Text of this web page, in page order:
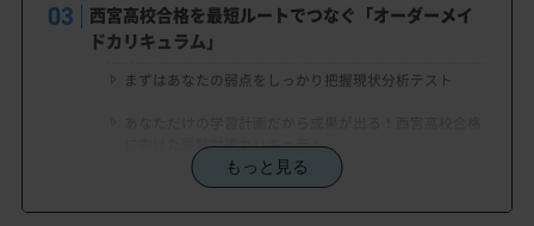
西宮高校合格を最短ルートでつなぐ「オーダーメイ
ドカリキュラム」
まずはあなたの弱点をしっかり把握現状分析テスト
に向けた受験対策カリキュラム
学習効果をしっかり確認定着度テスト
もっと見る